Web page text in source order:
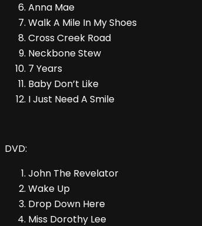
Anna Mae
Walk A Mile In My Shoes
Cross Creek Road
Neckbone Stew
7 Years
Baby Don’t Like
I Just Need A Smile
DVD:
John The Revelator
Wake Up
Drop Down Here
Miss Dorothy Lee